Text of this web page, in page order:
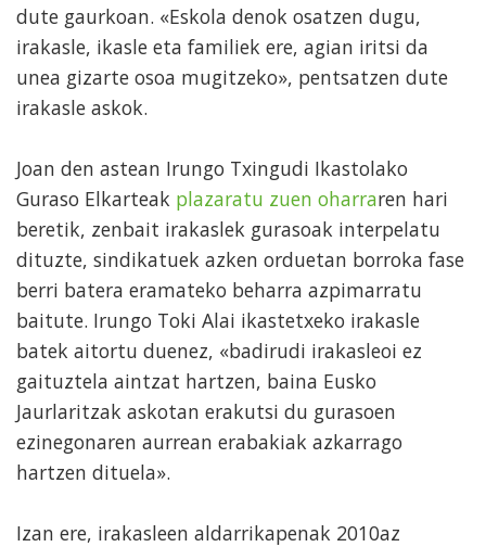
dute gaurkoan. «Eskola denok osatzen dugu,
irakasle, ikasle eta familiek ere, agian iritsi da
unea gizarte osoa mugitzeko», pentsatzen dute
irakasle askok.
Joan den astean Irungo Txingudi Ikastolako
Guraso Elkarteak plazaratu zuen oharraren hari
beretik, zenbait irakaslek gurasoak interpelatu
dituzte, sindikatuek azken orduetan borroka fase
berri batera eramateko beharra azpimarratu
baitute. Irungo Toki Alai ikastetxeko irakasle
batek aitortu duenez, «badirudi irakasleoi ez
gaituztela aintzat hartzen, baina Eusko
Jaurlaritzak askotan erakutsi du gurasoen
ezinegonaren aurrean erabakiak azkarrago
hartzen dituela».
Izan ere, irakasleen aldarrikapenak 2010az